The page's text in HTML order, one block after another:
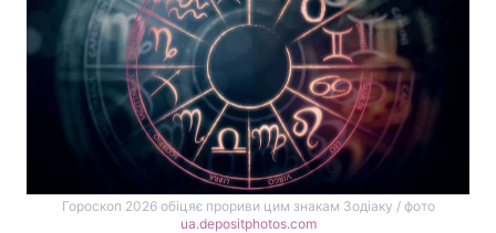
Гороскоп 2026 обіцяє прориви цим знакам Зодіаку / фото
ua.depositphotos.com